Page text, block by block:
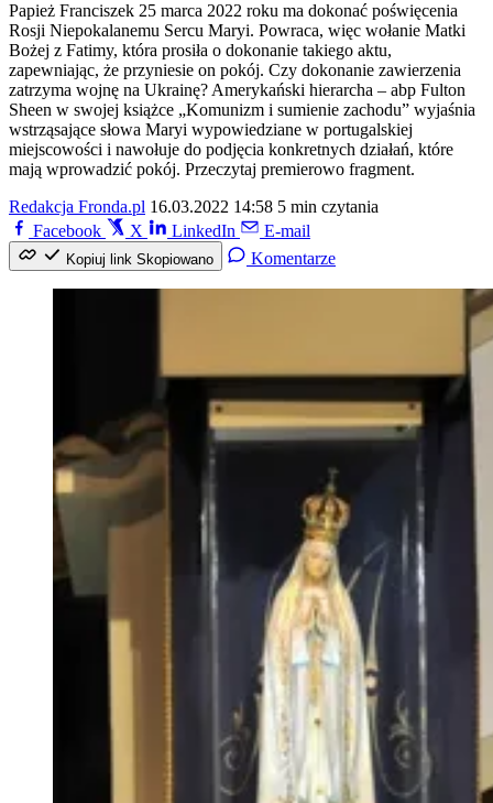
Papież Franciszek 25 marca 2022 roku ma dokonać poświęcenia
Rosji Niepokalanemu Sercu Maryi. Powraca, więc wołanie Matki
Bożej z Fatimy, która prosiła o dokonanie takiego aktu,
zapewniając, że przyniesie on pokój. Czy dokonanie zawierzenia
zatrzyma wojnę na Ukrainę? Amerykański hierarcha – abp Fulton
Sheen w swojej książce „Komunizm i sumienie zachodu” wyjaśnia
wstrząsające słowa Maryi wypowiedziane w portugalskiej
miejscowości i nawołuje do podjęcia konkretnych działań, które
mają wprowadzić pokój. Przeczytaj premierowo fragment.
Redakcja Fronda.pl 16.03.2022 14:58 5 min czytania
Facebook
X LinkedIn E-mail
Kopiuj link Skopiowano Komentarze